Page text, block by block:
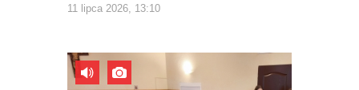
11 lipca 2026, 13:10